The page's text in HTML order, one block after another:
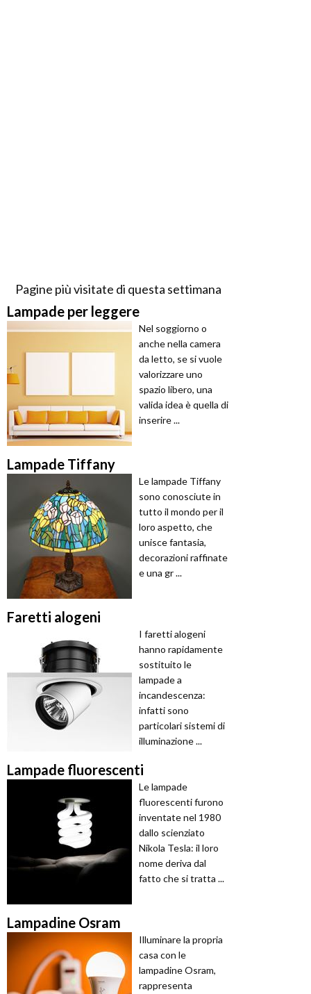
Pagine più visitate di questa settimana
Lampade per leggere
Nel soggiorno o
anche nella camera
da letto, se si vuole
valorizzare uno
spazio libero, una
valida idea è quella di
inserire ...
Lampade Tiffany
Le lampade Tiffany
sono conosciute in
tutto il mondo per il
loro aspetto, che
unisce fantasia,
decorazioni raffinate
e una gr ...
Faretti alogeni
I faretti alogeni
hanno rapidamente
sostituito le
lampade a
incandescenza:
infatti sono
particolari sistemi di
illuminazione ...
Lampade fluorescenti
Le lampade
fluorescenti furono
inventate nel 1980
dallo scienziato
Nikola Tesla: il loro
nome deriva dal
fatto che si tratta ...
Lampadine Osram
Illuminare la propria
casa con le
lampadine Osram,
rappresenta